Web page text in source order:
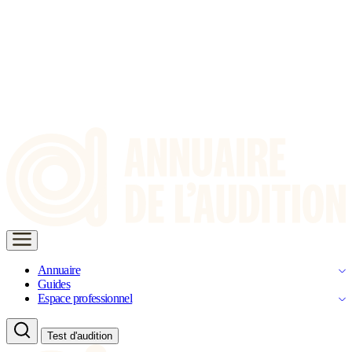
Annuaire
Guides
Espace professionnel
Test d'audition